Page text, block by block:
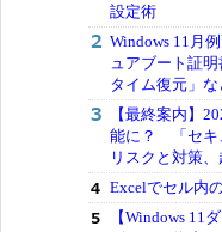
設定術
Windows 11月
ュアブート証
タイム復元」
【最終案内】
能に？ 「セキ
リスクと対策
Excelでセル内
【Windows 11